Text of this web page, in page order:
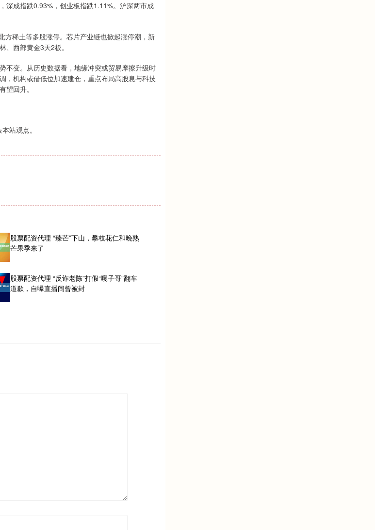
深成指跌0.93%，创业板指跌1.11%。沪深两市成
方稀土等多股涨停。芯片产业链也掀起涨停潮，新
西部黄金3天2板。
不变。从历史数据看，地缘冲突或贸易摩擦升级时
，机构或借低位加速建仓，重点布局高股息与科技
望回升。
站观点。
股票配资代理 “臻芒”下山，攀枝花仁和晚熟
芒果季来了
股票配资代理 “反诈老陈”打假“嘎子哥”翻车
道歉，自曝直播间曾被封